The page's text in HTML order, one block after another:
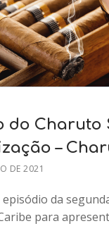
do Charuto
–
DE 2021
da
para